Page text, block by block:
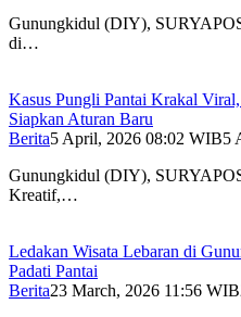
Gunungkidul (DIY),
di…
Kasus Pungli Pantai Krakal
Siapkan Aturan Baru
Berita5 April, 2026 08:02 WIB5
Gunungkidul (DIY),
Kreatif,…
Ledakan Wisata Lebaran di
Padati Pantai
Berita23 March, 2026 11:56 WIB